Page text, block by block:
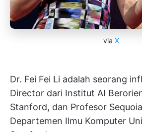
via X
Dr. Fei Fei Li adalah seorang
Director dari Institut AI
Stanford, dan Profesor
Departemen Ilmu Komputer